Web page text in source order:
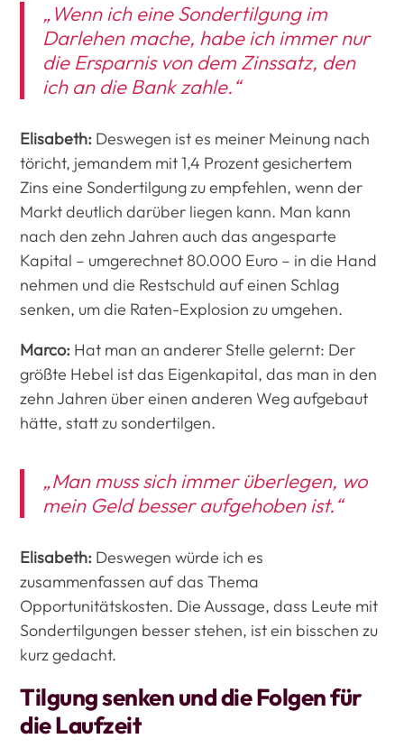
„Wenn ich eine Sondertilgung im
Darlehen mache, habe ich immer nur
die Ersparnis von dem Zinssatz, den
ich an die Bank zahle.“
Elisabeth: Deswegen ist es meiner Meinung nach
töricht, jemandem mit 1,4 Prozent gesichertem
Zins eine Sondertilgung zu empfehlen, wenn der
Markt deutlich darüber liegen kann. Man kann
nach den zehn Jahren auch das angesparte
Kapital – umgerechnet 80.000 Euro – in die Hand
nehmen und die Restschuld auf einen Schlag
senken, um die Raten-Explosion zu umgehen.
Marco: Hat man an anderer Stelle gelernt: Der
größte Hebel ist das Eigenkapital, das man in den
zehn Jahren über einen anderen Weg aufgebaut
hätte, statt zu sondertilgen.
„Man muss sich immer überlegen, wo
mein Geld besser aufgehoben ist.“
Elisabeth: Deswegen würde ich es
zusammenfassen auf das Thema
Opportunitätskosten. Die Aussage, dass Leute mit
Sondertilgungen besser stehen, ist ein bisschen zu
kurz gedacht.
Tilgung senken und die Folgen für
die Laufzeit